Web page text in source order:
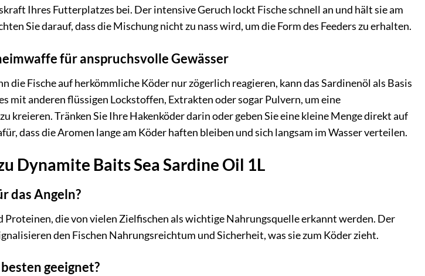
Ihres Futterplatzes bei. Der intensive Geruch lockt Fische schnell an und hält sie am
Sie darauf, dass die Mischung nicht zu nass wird, um die Form des Feeders zu erhalten.
für anspruchsvolle Gewässer
die Fische auf herkömmliche Köder nur zögerlich reagieren, kann das Sardinenöl als Basis
mit anderen flüssigen Lockstoffen, Extrakten oder sogar Pulvern, um eine
kreieren. Tränken Sie Ihre Hakenköder darin oder geben Sie eine kleine Menge direkt auf
dass die Aromen lange am Köder haften bleiben und sich langsam im Wasser verteilen.
Dynamite Baits Sea Sardine Oil 1L
das Angeln?
die von vielen Zielfischen als wichtige Nahrungsquelle erkannt werden. Der
den Fischen Nahrungsreichtum und Sicherheit, was sie zum Köder zieht.
geeignet?